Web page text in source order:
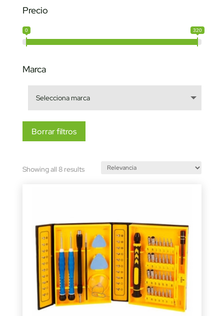
Precio
0 320
Marca
Borrar filtros
Showing all 8 resultsSorted